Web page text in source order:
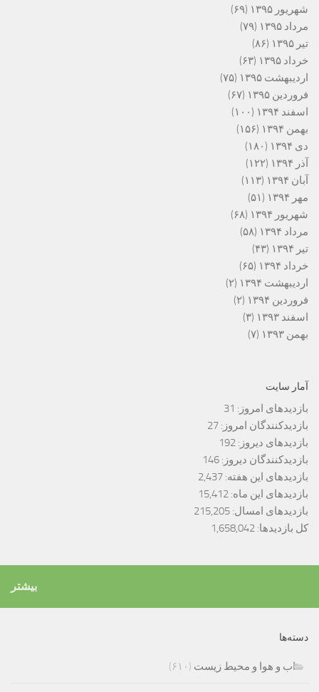
شهریور ۱۳۹۵
(۶۹)
مرداد ۱۳۹۵
(۷۹)
تیر ۱۳۹۵
(۸۶)
خرداد ۱۳۹۵
(۶۳)
اردیبهشت ۱۳۹۵
(۷۵)
فروردین ۱۳۹۵
(۶۷)
اسفند ۱۳۹۴
(۱۰۰)
بهمن ۱۳۹۴
(۱۵۶)
دی ۱۳۹۴
(۱۸۰)
آذر ۱۳۹۴
(۱۲۲)
آبان ۱۳۹۴
(۱۱۳)
مهر ۱۳۹۴
(۵۱)
شهریور ۱۳۹۴
(۶۸)
مرداد ۱۳۹۴
(۵۸)
تیر ۱۳۹۴
(۴۳)
خرداد ۱۳۹۴
(۶۵)
اردیبهشت ۱۳۹۴
(۲)
فروردین ۱۳۹۴
(۲)
اسفند ۱۳۹۳
(۳)
بهمن ۱۳۹۳
(۷)
آمار سایت
بازدیدهای امروز: 31
بازدیدکنندگان امروز: 27
بازدیدهای دیروز: 192
بازدیدکنندگان دیروز: 146
بازدیدهای این هفته: 2,437
بازدیدهای این ماه: 15,412
بازدیدهای امسال: 215,205
کل بازدیدها: 1,658,042
بیشتر
دسته‌ها
اب و هوا و محیط زیست (۶۱۰)